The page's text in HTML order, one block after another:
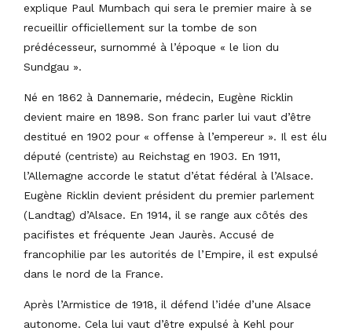
explique Paul Mumbach qui sera le premier maire à se
recueillir officiellement sur la tombe de son
prédécesseur, surnommé à l’époque « le lion du
Sundgau ».
Né en 1862 à Dannemarie, médecin, Eugène Ricklin
devient maire en 1898. Son franc parler lui vaut d’être
destitué en 1902 pour « offense à l’empereur ». Il est élu
député (centriste) au Reichstag en 1903. En 1911,
l’Allemagne accorde le statut d’état fédéral à l’Alsace.
Eugène Ricklin devient président du premier parlement
(Landtag) d’Alsace. En 1914, il se range aux côtés des
pacifistes et fréquente Jean Jaurès. Accusé de
francophilie par les autorités de l’Empire, il est expulsé
dans le nord de la France.
Après l’Armistice de 1918, il défend l’idée d’une Alsace
autonome. Cela lui vaut d’être expulsé à Kehl pour